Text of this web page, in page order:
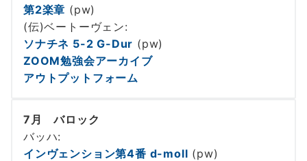
第2楽章 (pw)
(伝)ベートーヴェン:
ソナチネ 5-2 G-Dur (pw)
ZOOM勉強会アーカイブ
アウトプットフォーム
7月 バロック
バッハ:
インヴェンション第4番 d-moll (pw)